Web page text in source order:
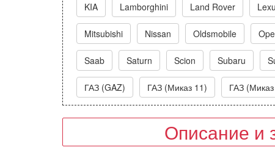
KIA Lamborghini Land Rover
Mitsubishi Nissan Oldsmobile
Saab Saturn Scion Subaru
ГАЗ (GAZ) ГАЗ (Миказ 11) ГАЗ
Описание и